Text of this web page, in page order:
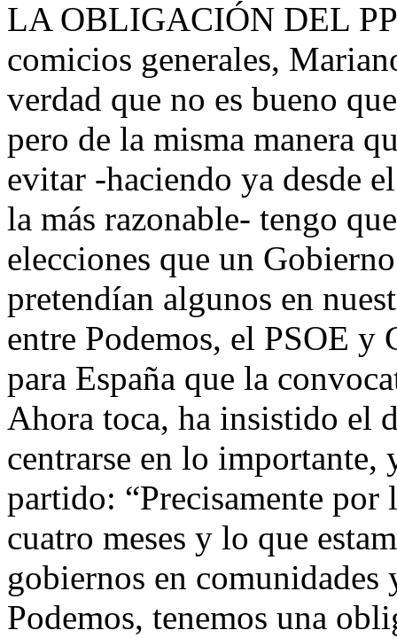
LA OBLIGACIÓN DEL
comicios generales,
verdad que no es bueno
pero de la misma manera
evitar -haciendo ya desde
la más razonable- tengo
elecciones que un
pretendían algunos en
entre Podemos, el PSOE y
para España que la
Ahora toca, ha insistido el
centrarse en lo importante,
partido: “Precisamente por
cuatro meses y lo que
gobiernos en
Podemos, tenemos una